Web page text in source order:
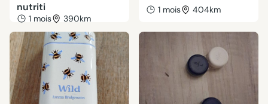
nutriti
1 mois 390km
1 mois 404km